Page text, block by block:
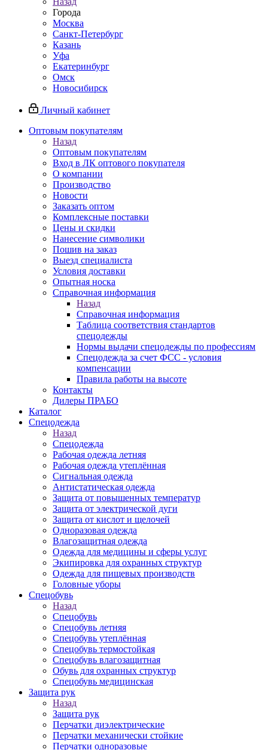
Города
Москва
Санкт-Петербург
Казань
Уфа
Екатеринбург
Омск
Новосибирск
Личный кабинет
Оптовым покупателям
Назад
Оптовым покупателям
Вход в ЛК оптового покупателя
О компании
Производство
Новости
Заказать оптом
Комплексные поставки
Цены и скидки
Нанесение символики
Пошив на заказ
Выезд специалиста
Условия доставки
Опытная носка
Справочная информация
Назад
Справочная информация
Таблица соответствия стандартов
спецодежды
Нормы выдачи спецодежды по профессиям
Спецодежда за счет ФСС - условия
компенсации
Правила работы на высоте
Контакты
Дилеры ПРАБО
Каталог
Спецодежда
Назад
Спецодежда
Рабочая одежда летняя
Рабочая одежда утеплённая
Сигнальная одежда
Антистатическая одежда
Защита от повышенных температур
Защита от электрической дуги
Защита от кислот и щелочей
Одноразовая одежда
Влагозащитная одежда
Одежда для медицины и сферы услуг
Экипировка для охранных структур
Одежда для пищевых производств
Головные уборы
Спецобувь
Назад
Спецобувь
Спецобувь летняя
Спецобувь утеплённая
Спецобувь термостойкая
Спецобувь влагозащитная
Обувь для охранных структур
Спецобувь медицинская
Защита рук
Назад
Защита рук
Перчатки диэлектрические
Перчатки механически стойкие
Перчатки одноразовые